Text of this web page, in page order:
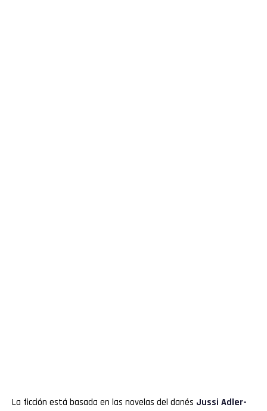
La ficción está basada en las novelas del danés Jussi Adler-